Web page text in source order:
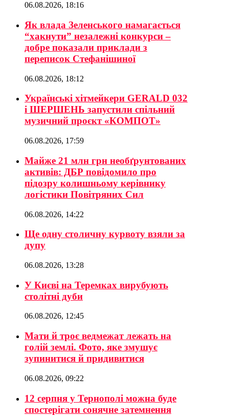
06.08.2026, 18:16
Як влада Зеленського намагається
“хакнути” незалежні конкурси –
добре показали приклади з
переписок Стефанішиної
06.08.2026, 18:12
Українські хітмейкери GERALD 032
і ШЕРШЕНЬ запустили спільний
музичний проєкт «КОМПОТ»
06.08.2026, 17:59
Майже 21 млн грн необґрунтованих
активів: ДБР повідомило про
підозру колишньому керівнику
логістики Повітряних Сил
06.08.2026, 14:22
Ще одну столичну курвоту взяли за
дупу
06.08.2026, 13:28
У Києві на Теремках вирубують
столітні дуби
06.08.2026, 12:45
Мати й троє ведмежат лежать на
голій землі. Фото, яке змушує
зупинитися й придивитися
06.08.2026, 09:22
12 серпня у Тернополі можна буде
спостерігати сонячне затемнення